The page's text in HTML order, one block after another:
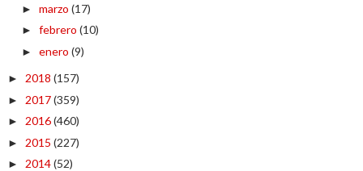
► marzo (17)
► febrero (10)
► enero (9)
► 2018 (157)
► 2017(359)
► 2016(460)
► 2015 (227)
► 2014(52)